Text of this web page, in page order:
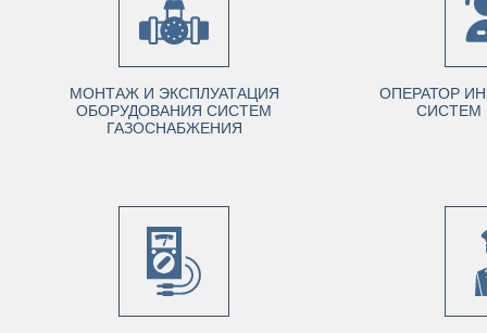
МОНТАЖ И ЭКСПЛУАТАЦИЯ
ОБОРУДОВАНИЯ СИСТЕМ
ГАЗОСНАБЖЕНИЯ
ОПЕРАТОР
СИСТЕМ